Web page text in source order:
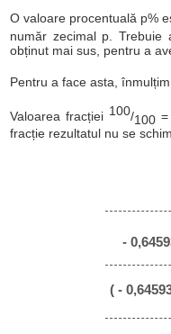
O valoare procentuală p%
număr zecimal p. Trebuie
obținut mai sus, pentru a
Pentru a face asta,
Valoarea fracției 100/100
fracție rezultatul nu se
-
( -